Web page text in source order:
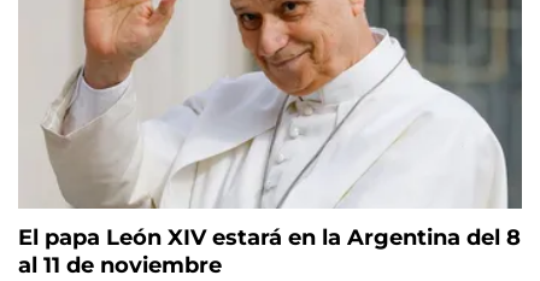
El papa León XIV estará en la Argentina del 8
al 11 de noviembre